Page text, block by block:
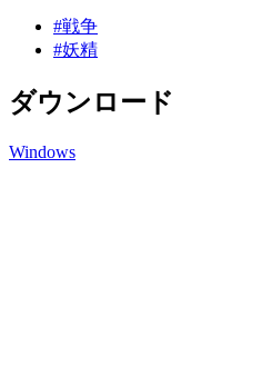
#戦争
#妖精
ダウンロード
Windows